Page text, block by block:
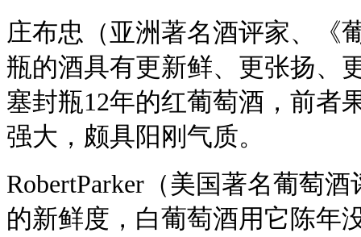
庄布忠（亚洲著名酒评家、《
瓶的酒具有更新鲜、更张扬、
塞封瓶12年的红葡萄酒，前者
强大，颇具阳刚气质。
RobertParker（美国著名葡萄
的新鲜度，白葡萄酒用它陈年